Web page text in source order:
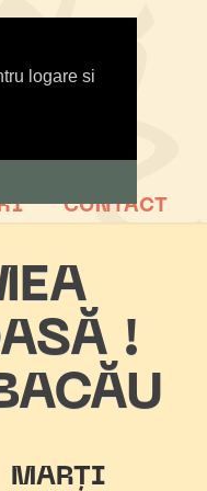
logare si
CONTACT
!
MARȚI